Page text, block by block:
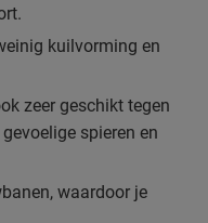
kuilvorming en
zeer geschikt tegen
spieren en
waardoor je